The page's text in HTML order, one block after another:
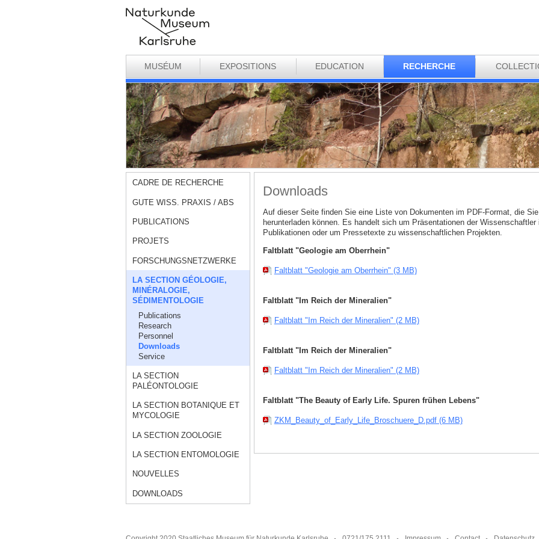
MUSÉUM EXPOSITIONS EDUCATION RECHERCHE
CADRE DE RECHERCHE
GUTE WISS. PRAXIS / ABS
PUBLICATIONS
PROJETS
FORSCHUNGSNETZWERKE
LA SECTION GÉOLOGIE,
MINÉRALOGIE,
SÉDIMENTOLOGIE
Publications
Research
Personnel
Downloads
Service
LA SECTION
PALÉONTOLOGIE
LA SECTION BOTANIQUE ET
MYCOLOGIE
LA SECTION ZOOLOGIE
LA SECTION ENTOMOLOGIE
NOUVELLES
DOWNLOADS
Downloads
Auf dieser Seite finden Sie eine Liste von Dokumenten im PDF-Format, die
herunterladen können. Es handelt sich um Präsentationen der
Publikationen oder um Pressetexte zu wissenschaftlichen Projekten.
Faltblatt "Geologie am Oberrhein"
Faltblatt "Geologie am Oberrhein" (3 MB)
Faltblatt "Im Reich der Mineralien"
Faltblatt "Im Reich der Mineralien" (2 MB)
Faltblatt "Im Reich der Mineralien"
Faltblatt "Im Reich der Mineralien" (2 MB)
Faltblatt "The Beauty of Early Life. Spuren frühen Lebens"
ZKM_Beauty_of_Early_Life_Broschuere_D.pdf (6 MB)